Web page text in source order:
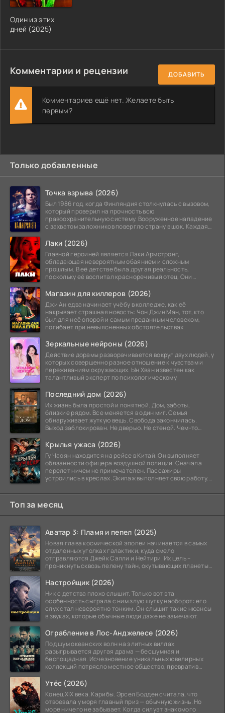
Один из этих
дней (2025)
Комментарии и рецензии ДОБАВИТЬ
Комментариев ещё нет. Желаете быть
первым?
Только добавленные
Точка взрыва (2026)
Был 1986 год, когда Финляндия столкнулась с вызовом,
который проверил на прочность всю
правоохранительную систему. Вооруженное нападение
с захватом заложников повергло страну в шок. Каждая
Лаки (2026)
Главной героиней является Лаки Армстронг,
обладающая невероятным обаянием и сложным
прошлым. В её детстве была другая реальность,
поскольку её воспитал красноречивый отец. Они
Магазин для киллеров (2026)
Джи Ан едва начинает учёбу в колледже, как её
накрывает страшная новость: Чон Джин Ман, тот, кто
был для неё опорой и самым преданным человеком,
погибает при невыясненных обстоятельствах.
Зеркальные нейроны (2026)
Действие дорамы разворачивается вокруг двух людей, у
которых совершенно разное отношение к чувствам и
переживаниям окружающих. Ын Хван известен как
талантливый эксперт по психологическому
Последний дом (2026)
Их жизнь была простой и понятной. Дом, заботы,
близкие рядом. Все меняется в один миг. Семья
обнаруживает жуткую вещь. Свобода закончилась.
Выход заблокирован. Не дверью. Не стеной. Чем-то
Крылья ужаса (2026)
Гу Чаоян находится на рейсе в Китай. Он выполняет
обязанности офицера воздушной полиции. Сначала
перелет ничем не примечателен. Пассажиры
устроились в креслах. Экипаж выполняет свою работу.
Топ за месяц
Аватар 3: Пламя и пепел (2025)
Новая глава космической эпопеи начинается в самых
отдаленных уголках галактики, куда смело
отправляются Джейк Салли и Нейтири. Их цель –
проникнуть сквозь пелену тайн, окутывающих планеты
Настройщик (2026)
Ник с детства плохо слышит. Только вот эта
особенность сыграла с ним злую шутку наоборот: его
слух стал невероятно тонким. Он слышит такие нюансы
в звуках, которые обычные люди даже не замечают.
Ограбление в Лос-Анджелесе (2026)
Под шум океанских волн на элитных виллах
разыгрывается другая драма — бесшумная и
беспощадная. Исчезновение уникальных ювелирных
коллекций потрясло местное общество, превратив
Утёс (2026)
Конец XIX века. Карибы. Эрсел Бодден считала, что
отвоевала у моря главный приз — обычную жизнь. Но
море ничего не забывает. Когда силуэт знакомого